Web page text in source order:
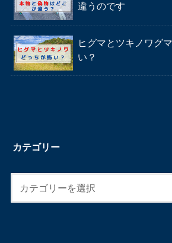
違うのです
ヒグマとツキノワグ
い？
カテゴリー